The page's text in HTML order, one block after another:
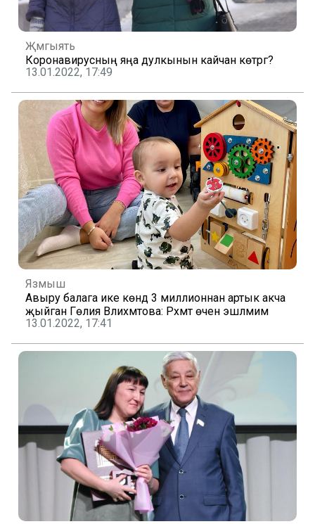
Җәмгыять
Коронавирусның яңа дулкынын кайчан көтәргә?
13.01.2022, 17:49
Язмыш
Авыру балага ике көндә 3 миллионнан артык акча
җыйган Гөлия Вәлиәхмәтова: Рәхмәт өчен эшләмим
13.01.2022, 17:41